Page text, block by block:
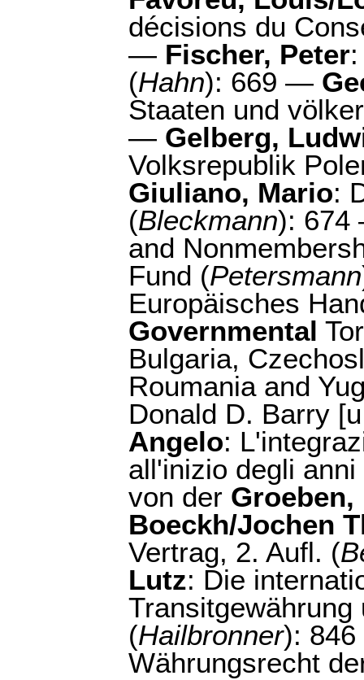
décisions du
— Fischer, Peter
(Hahn): 669 —
Staaten und
— Gelberg,
Volksrepublik
Giuliano, Mario:
(Bleckmann):
and
Fund (Petersmann
Europäisches
Governmental
Bulgaria,
Roumania and
Donald D. Barry
Angelo:
all'inizio degli
von der Groeben,
Boeckh/Jochen
Vertrag, 2. Aufl. (
Lutz: Die
(Hailbronner):
Währungsrecht